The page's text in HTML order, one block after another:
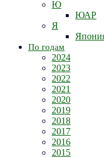
Ю
ЮАР
Я
По годам
2024
2023
2022
2021
2020
2019
2018
2017
2016
2015